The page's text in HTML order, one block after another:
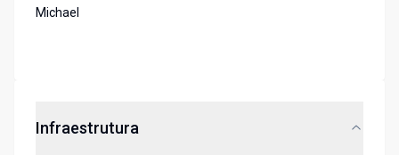
Michael
Infraestrutura